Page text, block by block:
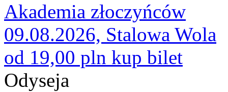
Akademia złoczyńców
09.08.2026, Stalowa Wola
od 19,00 pln kup bilet
Odyseja